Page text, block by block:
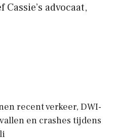
advocaat,
recent verkeer, DWI-
en crashes tijdens